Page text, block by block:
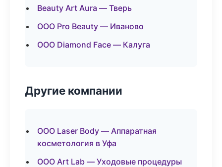
Beauty Art Aura — Тверь
ООО Pro Beauty — Иваново
ООО Diamond Face — Калуга
Другие компании
ООО Laser Body — Аппаратная
косметология в Уфа
ООО Art Lab — Уходовые процедуры